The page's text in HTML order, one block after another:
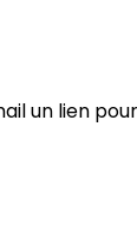
un lien